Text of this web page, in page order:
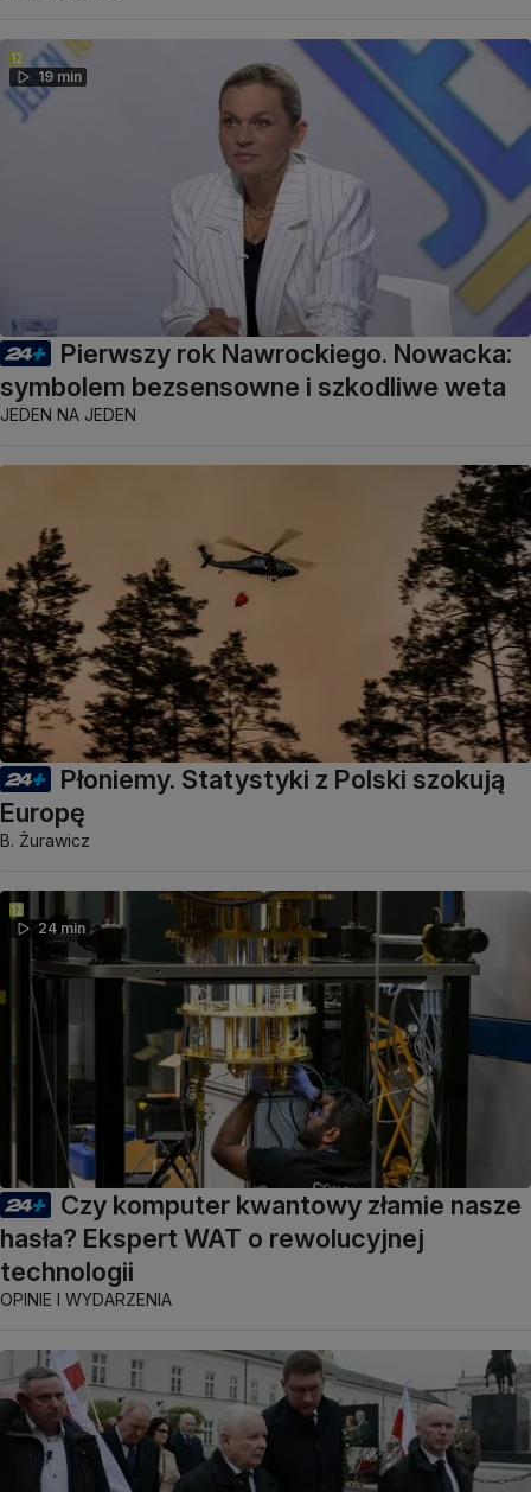
19 min
Pierwszy rok Nawrockiego. Nowacka:
symbolem bezsensowne i szkodliwe weta
JEDEN NA JEDEN
Płoniemy. Statystyki z Polski szokują
Europę
B. Żurawicz
24 min
Czy komputer kwantowy złamie nasze
hasła? Ekspert WAT o rewolucyjnej
technologii
OPINIE I WYDARZENIA